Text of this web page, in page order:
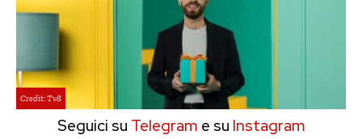
Credit: Tv8
Seguici su Telegram e su Instagram